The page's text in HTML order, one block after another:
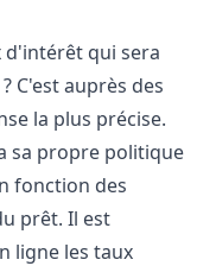
d'intérêt qui sera
C'est auprès des
la plus précise.
sa propre politique
fonction des
prêt. Il est
ligne les taux